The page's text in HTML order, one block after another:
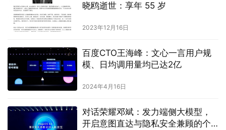
晓鸥逝世：享年 55 岁
2023年12月16日
百度CTO王海峰：文心一言用户规
模、日均调用量均已达2亿
2024年4月16日
对话荣耀邓斌：发力端侧大模型，
开启意图直达与隐私安全兼顾的个